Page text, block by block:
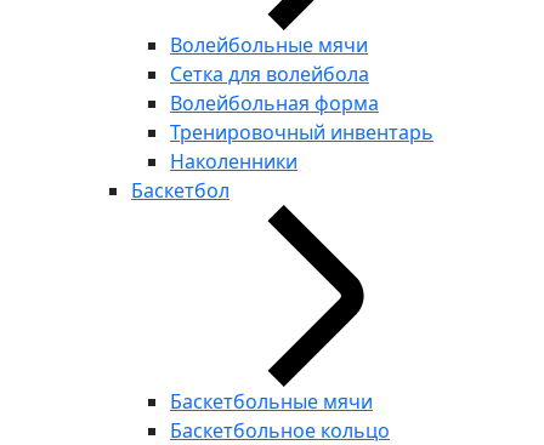
Волейбольные мячи
Сетка для волейбола
Волейбольная форма
Тренировочный инвентарь
Наколенники
Баскетбол
Баскетбольные мячи
Баскетбольное кольцо